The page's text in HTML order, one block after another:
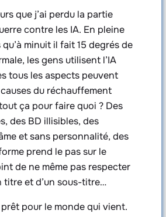
que j’ai perdu la partie
contre les IA. En pleine
minuit il fait 15 degrés de
les gens utilisent l’IA
tous les aspects peuvent
du réchauffement
ça pour faire quoi ? Des
des BD illisibles, des
et sans personnalité, des
prend le pas sur le
de ne même pas respecter
titre et d’un sous-titre…
pour le monde qui vient.